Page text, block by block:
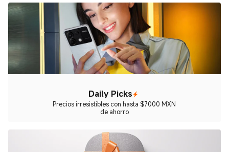
Daily Picks
Precios irresistibles con hasta $7000 MXN
de ahorro